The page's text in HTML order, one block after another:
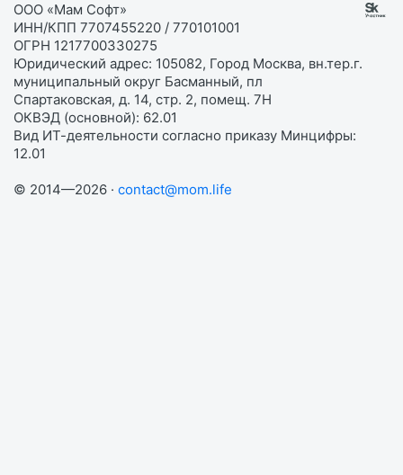
ООО «Мам Софт»
ИНН/КПП 7707455220 / 770101001
ОГРН 1217700330275
Юридический адрес: 105082, Город Москва, вн.тер.г.
муниципальный округ Басманный, пл
Спартаковская, д. 14, стр. 2, помещ. 7Н
ОКВЭД (основной): 62.01
Вид ИТ-деятельности согласно приказу Минцифры:
12.01
© 2014—2026 · contact@mom.life